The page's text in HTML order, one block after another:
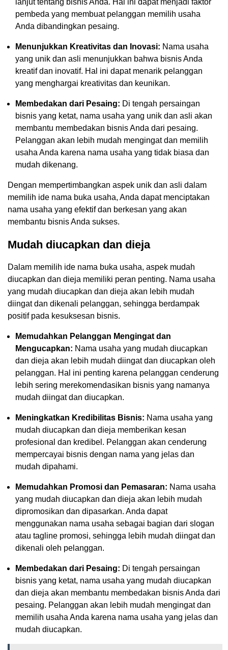
lanjut tentang bisnis Anda. Hal ini dapat menjadi faktor
pembeda yang membuat pelanggan memilih usaha
Anda dibandingkan pesaing.
Menunjukkan Kreativitas dan Inovasi: Nama usaha
yang unik dan asli menunjukkan bahwa bisnis Anda
kreatif dan inovatif. Hal ini dapat menarik pelanggan
yang menghargai kreativitas dan keunikan.
Membedakan dari Pesaing: Di tengah persaingan
bisnis yang ketat, nama usaha yang unik dan asli akan
membantu membedakan bisnis Anda dari pesaing.
Pelanggan akan lebih mudah mengingat dan memilih
usaha Anda karena nama usaha yang tidak biasa dan
mudah dikenang.
Dengan mempertimbangkan aspek unik dan asli dalam
memilih ide nama buka usaha, Anda dapat menciptakan
nama usaha yang efektif dan berkesan yang akan
membantu bisnis Anda sukses.
Mudah diucapkan dan dieja
Dalam memilih ide nama buka usaha, aspek mudah
diucapkan dan dieja memiliki peran penting. Nama usaha
yang mudah diucapkan dan dieja akan lebih mudah
diingat dan dikenali pelanggan, sehingga berdampak
positif pada kesuksesan bisnis.
Memudahkan Pelanggan Mengingat dan
Mengucapkan: Nama usaha yang mudah diucapkan
dan dieja akan lebih mudah diingat dan diucapkan oleh
pelanggan. Hal ini penting karena pelanggan cenderung
lebih sering merekomendasikan bisnis yang namanya
mudah diingat dan diucapkan.
Meningkatkan Kredibilitas Bisnis: Nama usaha yang
mudah diucapkan dan dieja memberikan kesan
profesional dan kredibel. Pelanggan akan cenderung
mempercayai bisnis dengan nama yang jelas dan
mudah dipahami.
Memudahkan Promosi dan Pemasaran: Nama usaha
yang mudah diucapkan dan dieja akan lebih mudah
dipromosikan dan dipasarkan. Anda dapat
menggunakan nama usaha sebagai bagian dari slogan
atau tagline promosi, sehingga lebih mudah diingat dan
dikenali oleh pelanggan.
Membedakan dari Pesaing: Di tengah persaingan
bisnis yang ketat, nama usaha yang mudah diucapkan
dan dieja akan membantu membedakan bisnis Anda dari
pesaing. Pelanggan akan lebih mudah mengingat dan
memilih usaha Anda karena nama usaha yang jelas dan
mudah diucapkan.